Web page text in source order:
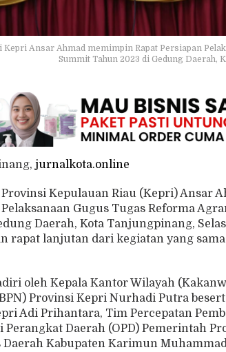
0
u
Ansar Ahmad memimpin Rapat Persiapan
Summit Tahun 2023 di Gedung Daerah,
jurnalkota.online
Kepulauan Riau (Kepri) Ansar
Gugus Tugas Reforma
Daerah, Kota Tanjungpinang,
rapat lanjutan dari kegiatan yang
oleh Kepala Kantor Wilayah
Provinsi Kepri Nurhadi Putra
Adi Prihantara, Tim Percepatan
Perangkat Daerah (OPD) Pemerintah
Daerah Kabupaten Karimun